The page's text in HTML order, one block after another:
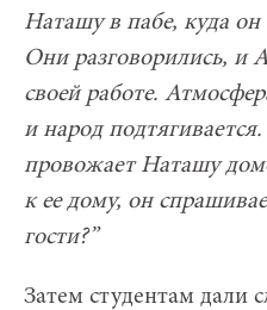
Наташу в пабе, куда
Они разговорились, и
своей работе.
и народ
провожает Наташу
к ее дому, он
гости?”
Затем студентам дали